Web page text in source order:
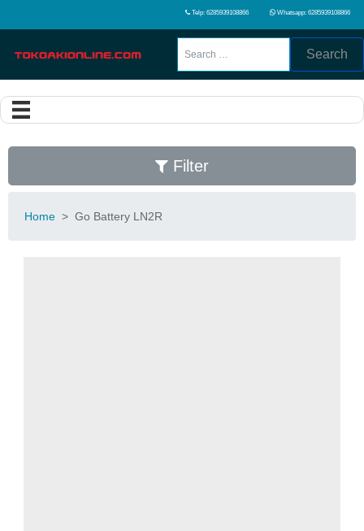
Telp: 6285939108866 Whatsapp: 6285939108866
Search
Filter
Home > Go Battery LN2R